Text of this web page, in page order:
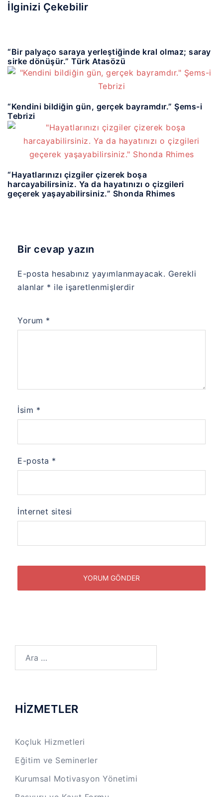
İlginizi Çekebilir
“Bir palyaço saraya yerleştiğinde kral olmaz; saray
sirke dönüşür.” Türk Atasözü
“Kendini bildiğin gün, gerçek bayramdır.” Şems-i
Tebrizi
“Hayatlarınızı çizgiler çizerek boşa
harcayabilirsiniz. Ya da hayatınızı o çizgileri
geçerek yaşayabilirsiniz.” Shonda Rhimes
Bir cevap yazın
E-posta hesabınız yayımlanmayacak. Gerekli
alanlar * ile işaretlenmişlerdir
Yorum *
İsim *
E-posta *
İnternet sitesi
HİZMETLER
Koçluk Hizmetleri
Eğitim ve Seminerler
Kurumsal Motivasyon Yönetimi